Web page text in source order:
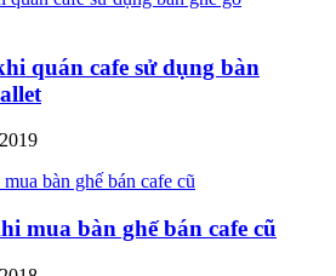
quán cafe sử dụng bàn
mua bàn ghế bán cafe cũ